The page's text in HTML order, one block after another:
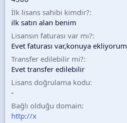
İlk lisans sahibi kimdir?
ilk satın alan benim
Lisansın faturası var mı?
Evet faturası var,konuya ekliyorum
Transfer edilebilir mi?
Evet transfer edilebilir
Lisans doğrulama kodu
-
Bağlı olduğu domain
http://x